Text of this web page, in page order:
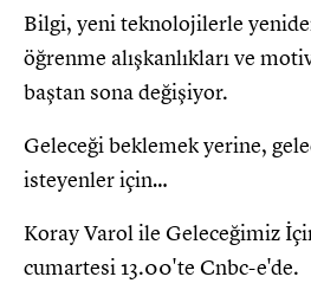
Bilgi, yeni teknolojilerle
öğrenme alışkanlıkları ve
baştan sona değişiyor.
Geleceği beklemek yerine,
isteyenler için…
Koray Varol ile Geleceğimiz
cumartesi 13.00'te Cnbc-e'de.